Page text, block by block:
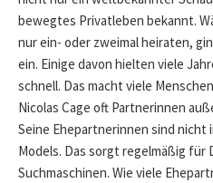
bewegtes Privatleben bekannt.
nur ein- oder zweimal heiraten,
ein. Einige davon hielten viele
schnell. Das macht viele
Nicolas Cage oft Partnerinnen
Seine Ehepartnerinnen sind nicht
Models. Das sorgt regelmäßig für
Suchmaschinen. Wie viele